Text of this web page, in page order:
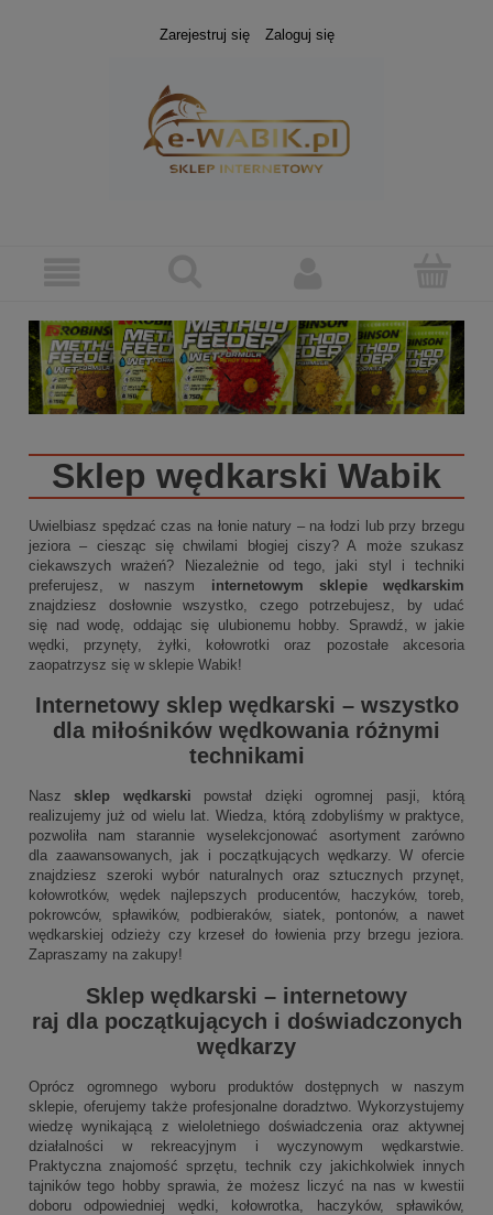
Zarejestruj się Zaloguj się
Sklep wędkarski Wabik
Uwielbiasz spędzać czas na łonie natury – na łodzi lub przy brzegu
jeziora – ciesząc się chwilami błogiej ciszy? A może szukasz
ciekawszych wrażeń? Niezależnie od tego, jaki styl i techniki
preferujesz, w naszym internetowym sklepie wędkarskim
znajdziesz dosłownie wszystko, czego potrzebujesz, by udać
się nad wodę, oddając się ulubionemu hobby. Sprawdź, w jakie
wędki, przynęty, żyłki, kołowrotki oraz pozostałe akcesoria
zaopatrzysz się w sklepie Wabik!
Internetowy sklep wędkarski – wszystko
dla miłośników wędkowania różnymi
technikami
Naszsklep wędkarski powstał dzięki ogromnej pasji, którą
realizujemy już od wielu lat. Wiedza, którą zdobyliśmy w praktyce,
pozwoliła nam starannie wyselekcjonować asortyment zarówno
dla zaawansowanych, jak i początkujących wędkarzy. W ofercie
znajdziesz szeroki wybór naturalnych oraz sztucznych przynęt,
kołowrotków, wędek najlepszych producentów, haczyków, toreb,
pokrowców, spławików, podbieraków, siatek, pontonów, a nawet
wędkarskiej odzieży czy krzeseł do łowienia przy brzegu jeziora.
Zapraszamy na zakupy!
Sklep wędkarski – internetowy
raj dla początkujących i doświadczonych
wędkarzy
Oprócz ogromnego wyboru produktów dostępnych w naszym
sklepie, oferujemy także profesjonalne doradztwo. Wykorzystujemy
wiedzę wynikającą z wieloletniego doświadczenia oraz aktywnej
działalności w rekreacyjnym i wyczynowym wędkarstwie.
Praktyczna znajomość sprzętu, technik czy jakichkolwiek innych
tajników tego hobby sprawia, że możesz liczyć na nas w kwestii
doboru odpowiedniej wędki, kołowrotka, haczyków, spławików,